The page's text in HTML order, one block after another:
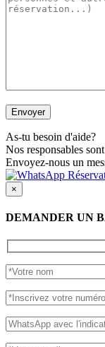
As-tu besoin d'aide?
Nos responsables
Envoyez-nous un
×
DEMANDER UN